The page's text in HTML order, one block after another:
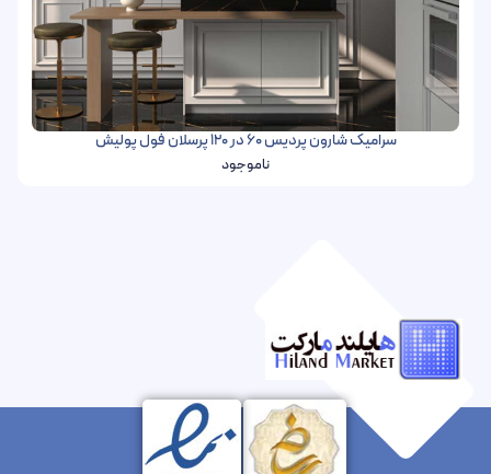
سرامیک شارون پردیس 60 در 120 پرسلان فول پولیش
ناموجود